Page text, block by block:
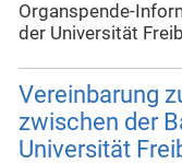
Organspende-
der Universität
Vereinbarung
zwischen der
Universität